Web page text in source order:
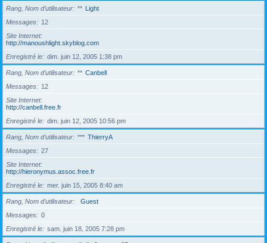
Rang, Nom d’utilisateur ** Light
Messages
12
Site Internet
http://manoushlight.skyblog.com
Enregistré le
dim. juin 12, 2005 1:38 pm
Rang, Nom d’utilisateur ** Canbell
Messages
12
Site Internet
http://canbell.free.fr
Enregistré le
dim. juin 12, 2005 10:56 pm
Rang, Nom d’utilisateur *** ThierryA
Messages
27
Site Internet
http://hieronymus.assoc.free.fr
Enregistré le
mer. juin 15, 2005 8:40 am
Rang, Nom d’utilisateur
Guest
Messages
0
Enregistré le
sam. juin 18, 2005 7:28 pm